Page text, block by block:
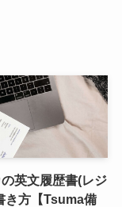
英文履歴書(レジ
き方【Tsuma備